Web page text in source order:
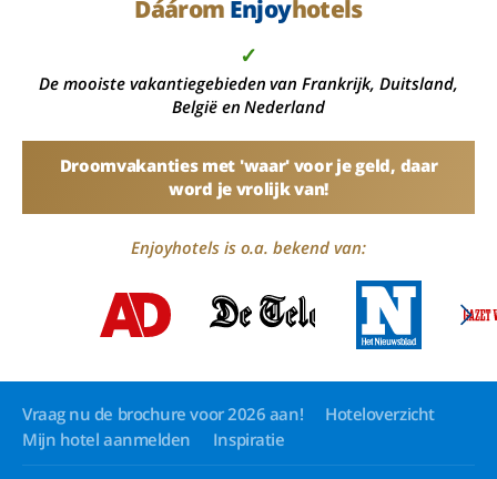
Dáárom Enjoyhotels
✓
De mooiste vakantiegebieden van Frankrijk, Duitsland,
België en Nederland
Droomvakanties met 'waar' voor je geld, daar
word je vrolijk van!
Enjoyhotels is o.a. bekend van:
Vraag nu de brochure voor 2026 aan!
Hoteloverzicht
Mijn hotel aanmelden
Inspiratie